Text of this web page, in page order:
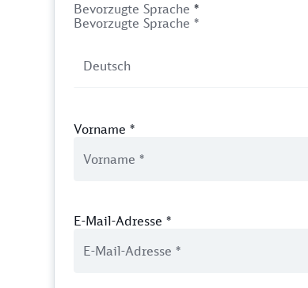
Bevorzugte Sprache *
Bevorzugte Sprache *
Vorname *
E-Mail-Adresse *